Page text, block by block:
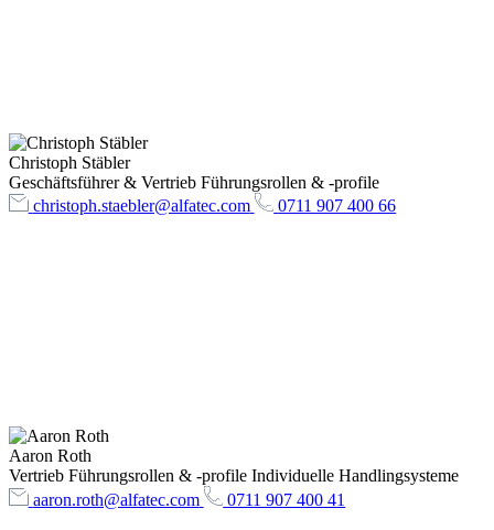
Christoph Stäbler
Geschäftsführer & Vertrieb Führungsrollen & -profile
christoph.staebler@alfatec.com
0711 907 400 66
Aaron Roth
Vertrieb Führungsrollen & -profile Individuelle Handlingsysteme
aaron.roth@alfatec.com
0711 907 400 41